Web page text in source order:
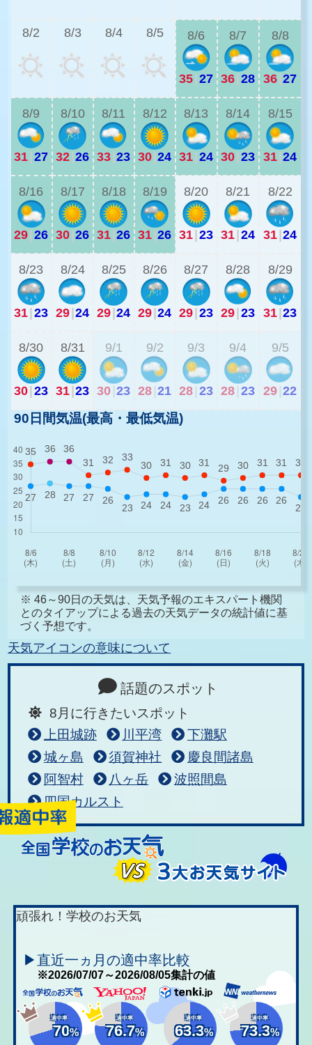
8/2 8/3 8/4 8/5 8/6
35 27
8/7
36 28
8/8
36 27
8/9
31 27
8/10
32 26
8/11
33 23
8/12
30 24
8/13
31 24
8/14
30 23
8/15
31 24
8/16
29 26
8/17
30 26
8/18
31 26
8/19
31 26
8/20
31 23
8/21
31 24
8/22
31 24
8/23
31 23
8/24
29 24
8/25
29 24
8/26
29 24
8/27
29 23
8/28
29 23
8/29
31 23
8/30
30 23
8/31
31 23
9/1
30 23
9/2
28 21
9/3
28 23
9/4
28 23
9/5
29 22
90日間気温(最高・最低気温)
※ 46～90日の天気は、天気予報のエキスパート機関
とのタイアップによる過去の天気データの統計値に基
づく予想です。
天気アイコンの意味について
話題のスポット
8月に行きたいスポット
上田城跡
川平湾
下灘駅
城ヶ島
須賀神社
慶良間諸島
阿智村
八ヶ岳
波照間島
四国カルスト
頑張れ！学校のお天気
▶直近一ヵ月の適中率比較
※2026/07/07～2026/08/05集計の値
適中率
70%
適中率
76.7%
適中率
63.3%
適中率
73.3%